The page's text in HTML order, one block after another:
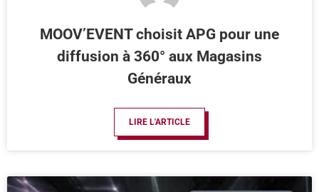
MOOV’EVENT choisit APG pour une
diffusion à 360° aux Magasins
Généraux
LIRE L'ARTICLE